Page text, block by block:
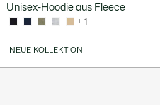
Unisex-Hoodie aus Fleece
+ 1
NEUE KOLLEKTION